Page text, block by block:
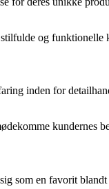
og funktionelle
inden for
kundernes
som en favorit